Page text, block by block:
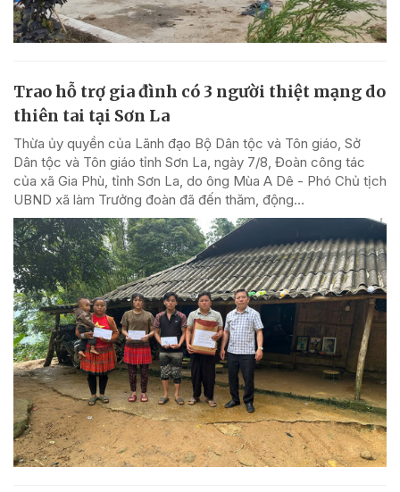
Trao hỗ trợ gia đình có 3 người thiệt mạng do
thiên tai tại Sơn La
Thừa ủy quyền của Lãnh đạo Bộ Dân tộc và Tôn giáo, Sở
Dân tộc và Tôn giáo tỉnh Sơn La, ngày 7/8, Đoàn công tác
của xã Gia Phù, tỉnh Sơn La, do ông Mùa A Dê - Phó Chủ tịch
UBND xã làm Trưởng đoàn đã đến thăm, động...